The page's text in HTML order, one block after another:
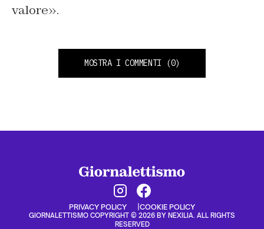
valore».
MOSTRA I COMMENTI (0)
PRIVACY POLICY COOKIE POLICY
GIORNALETTISMO COPYRIGHT © 2026 BY NEXILIA. ALL RIGHTS
RESERVED